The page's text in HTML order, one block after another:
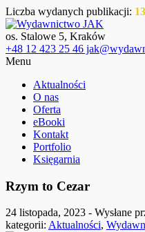
Liczba wydanych publikacji:
os. Stalowe 5, Kraków
+48 12 423 25 46
Menu
Aktualności
O nas
Oferta
eBooki
Kontakt
Portfolio
Księgarnia
Rzym to Cezar
24 listopada, 2023 - Wysłane
kategorii: Aktualności,